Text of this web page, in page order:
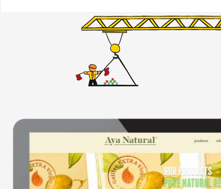
אנימציה
דפי נחיתה
ווידאו
חיתוך PSD ל-HTML